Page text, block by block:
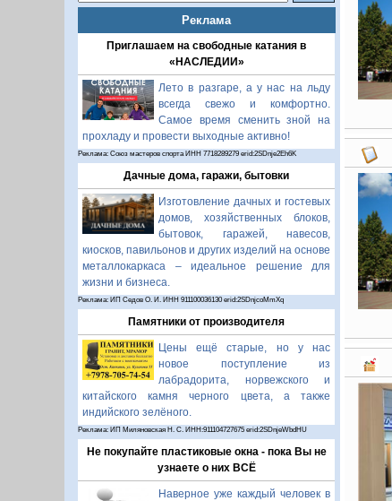
Реклама
Приглашаем на свободные катания в
«НАСЛЕДИИ»
Лето в разгаре, а у нас на льду
всегда свежо и комфортно.
Самое время сменить зной на
прохладу и провести выходные активно!
Реклама: Союз мастеров спорта ИНН 7718289279 erid:2SDnje2Eh6K
Дачные дома, гаражи, бытовки
Изготовление дачных и гостевых
домов, хозяйственных блоков,
бытовок, гаражей, навесов,
киосков, павильонов и других изделий на основе
металлокаркаса – идеальное решение для
жизни и бизнеса.
Реклама: ИП Седов О. И. ИНН 911100036130 erid:2SDnjcoMmXq
Памятники от производителя
Цены ещё старые, но у нас
новое поступление из
лабрадорита, норвежского и
китайского камня черного цвета, а также
индийского зелёного.
Реклама: ИП Миляновская Н. С. ИНН:911104727675 erid:2SDnjeWbdHU
Не покупайте пластиковые окна - пока Вы не
узнаете о них ВСЁ
Наверное уже каждый человек в